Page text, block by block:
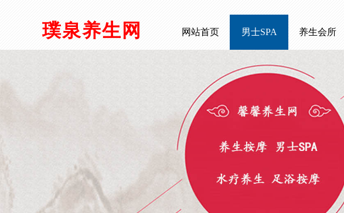
璞泉养生网 网站首页 男士SPA 养生会所